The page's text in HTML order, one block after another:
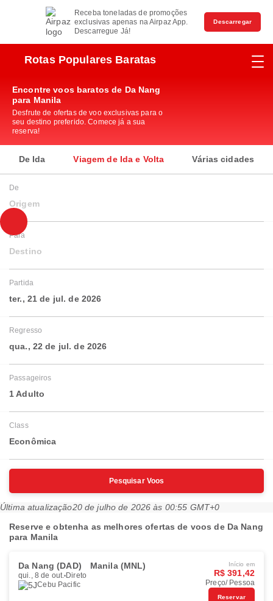
Receba toneladas de promoções
exclusivas apenas na Airpaz App.
Descarregue Já!
Descarregar
Rotas Populares Baratas
Encontre voos baratos de Da Nang
para Manila
Desfrute de ofertas de voo exclusivas para o
seu destino preferido. Comece já a sua
reserva!
De Ida Viagem de Ida e Volta Várias cidades
De
Origem
Para
Destino
Partida
ter., 21 de jul. de 2026
Regresso
qua., 22 de jul. de 2026
Passageiros
1 Adulto
Class
Econômica
Pesquisar Voos
Última atualização20 de julho de 2026 às 00:55 GMT+0
Reserve e obtenha as melhores ofertas de voos de Da Nang
para Manila
Da Nang (DAD) Manila (MNL)
qui., 8 de out. Direto
Cebu Pacific
Início em
R$ 391,42
Preço/ Pessoa
Reservar